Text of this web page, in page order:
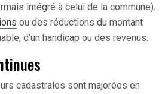
intégré à celui de la commune).
ou des réductions du montant
d’un handicap ou des revenus.
cadastrales sont majorées en